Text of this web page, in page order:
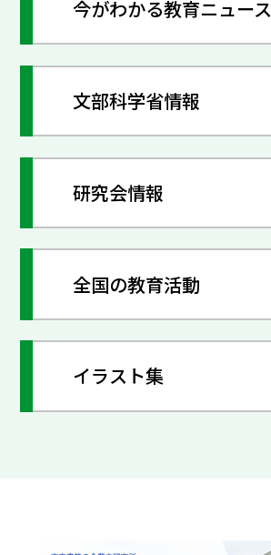
今がわかる教育ニュース
文部科学省情報
研究会情報
全国の教育活動
イラスト集